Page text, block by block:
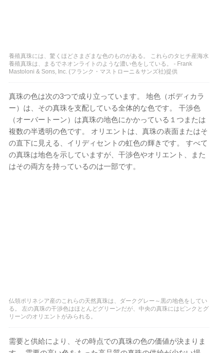
養殖真珠には、驚くほどさまざまな色のものがある。 これらのタヒチ産海水
養殖真珠は、まるでネオンライトのような濃い色をしている。 - Frank
Mastoloni & Sons, Inc. (フランク・マストローニ＆サンズ社)提供
真珠の色は次の3つで成り立っています。 地色（ボディカラ
ー）は、その真珠を支配している全体的な色です。 干渉色
（オーバートーン）は真珠の地色にかかっている１つまたは
複数の半透明の色です。 オリエントは、真珠の表面またはそ
の直下に見える、イリディセントの虹色の輝きです。 すべて
の真珠は地色を示していますが、干渉色やオリエント、また
はその両方を持っているのは一部です。
仏領ポリネシア産のこれらの天然真珠は、ダークグレー～黒の地色をしてい
る。 左の真珠の干渉色はほとんどグリーンだが、中央の真珠にはピンクとグ
リーンのオリエントがみられる。
需要と供給により、その時点での真珠の色の価値が決まりま